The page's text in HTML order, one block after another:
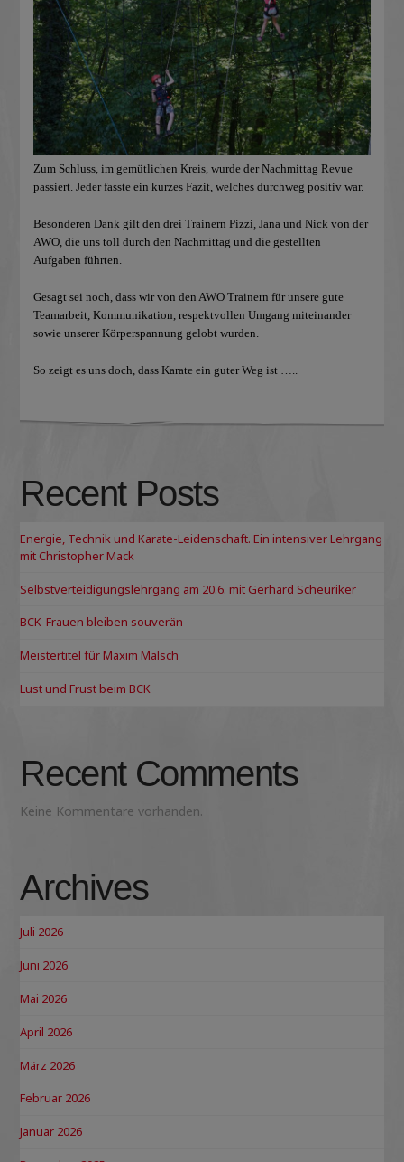
Zum Schluss, im gemütlichen Kreis, wurde der Nachmittag Revue
passiert. Jeder fasste ein kurzes Fazit, welches durchweg positiv war.
Besonderen Dank gilt den drei Trainern Pizzi, Jana und Nick von der
AWO, die uns toll durch den Nachmittag und die gestellten
Aufgaben führten.
Gesagt sei noch, dass wir von den AWO Trainern für unsere gute
Teamarbeit, Kommunikation, respektvollen Umgang miteinander
sowie unserer Körperspannung gelobt wurden.
So zeigt es uns doch, dass Karate ein guter Weg ist …..
Recent Posts
Energie, Technik und Karate-Leidenschaft. Ein intensiver Lehrgang
mit Christopher Mack
Selbstverteidigungslehrgang am 20.6. mit Gerhard Scheuriker
BCK-Frauen bleiben souverän
Meistertitel für Maxim Malsch
Lust und Frust beim BCK
Recent Comments
Keine Kommentare vorhanden.
Archives
Juli 2026
Juni 2026
Mai 2026
April 2026
März 2026
Februar 2026
Januar 2026